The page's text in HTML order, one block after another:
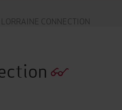
LORRAINE CONNECTION